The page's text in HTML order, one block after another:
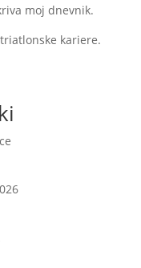
moj dnevnik.
kariere.